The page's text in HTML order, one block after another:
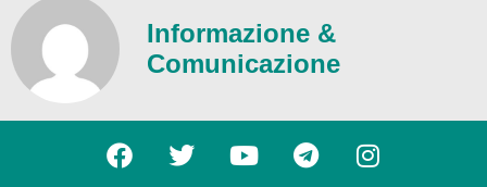
Informazione &
Comunicazione